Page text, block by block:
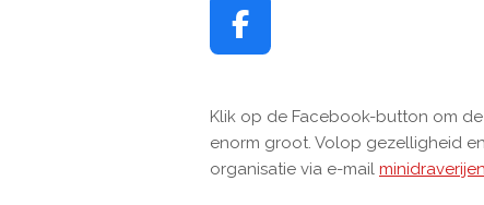
F
e
b
o
Klik op de Facebook-button om
enorm groot. Volop gezelligheid
organisatie via e-mail